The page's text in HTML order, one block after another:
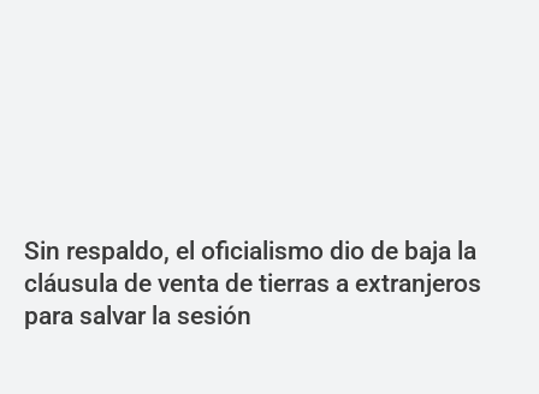
Sin respaldo, el oficialismo dio de baja la
cláusula de venta de tierras a extranjeros
para salvar la sesión